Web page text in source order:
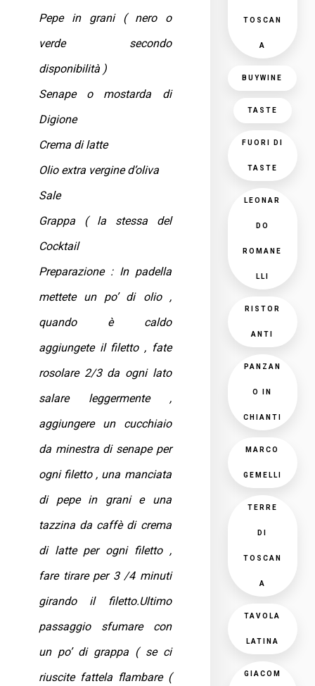
Pepe in grani ( nero o
verde secondo
disponibilità )
Senape o mostarda di
Digione
Crema di latte
Olio extra vergine d’oliva
Sale
Grappa ( la stessa del
Cocktail
Preparazione : In padella
mettete un po’ di olio ,
quando è caldo
aggiungete il filetto , fate
rosolare 2/3 da ogni lato
salare leggermente ,
aggiungere un cucchiaio
da minestra di senape per
ogni filetto , una manciata
di pepe in grani e una
tazzina da caffè di crema
di latte per ogni filetto ,
fare tirare per 3 /4 minuti
girando il filetto.Ultimo
passaggio sfumare con
un po’ di grappa ( se ci
riuscite fattela flambare (
TOSCAN
A
BUYWINE
TASTE
FUORI DI
TASTE
LEONAR
DO
ROMANE
LLI
RISTOR
ANTI
PANZAN
O IN
CHIANTI
MARCO
GEMELLI
TERRE
DI
TOSCAN
A
TAVOLA
LATINA
GIACOM